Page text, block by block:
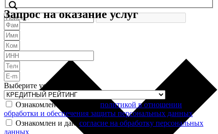
Запрос на оказание услуг
Выберите услугу
Ознакомлен и согласен с политикой в отношении
обработки и обеспечения защиты персональных данных
Ознакомлен и даю согласие на обработку персональных
данных